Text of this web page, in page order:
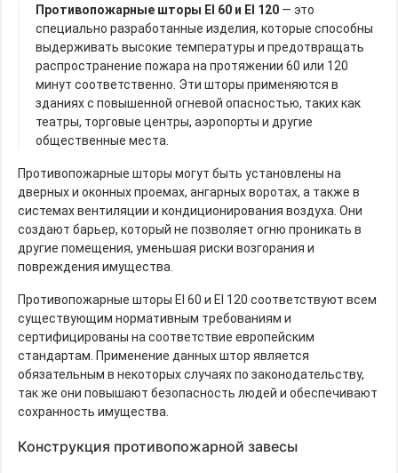
Противопожарные шторы EI 60 и EI 120 — это
специально разработанные изделия, которые способны
выдерживать высокие температуры и предотвращать
распространение пожара на протяжении 60 или 120
минут соответственно. Эти шторы применяются в
зданиях с повышенной огневой опасностью, таких как
театры, торговые центры, аэропорты и другие
общественные места.
Противопожарные шторы могут быть установлены на
дверных и оконных проемах, ангарных воротах, а также в
системах вентиляции и кондиционирования воздуха. Они
создают барьер, который не позволяет огню проникать в
другие помещения, уменьшая риски возгорания и
повреждения имущества.
Противопожарные шторы EI 60 и EI 120 соответствуют всем
существующим нормативным требованиям и
сертифицированы на соответствие европейским
стандартам. Применение данных штор является
обязательным в некоторых случаях по законодательству,
так же они повышают безопасность людей и обеспечивают
сохранность имущества.
Конструкция противопожарной завесы